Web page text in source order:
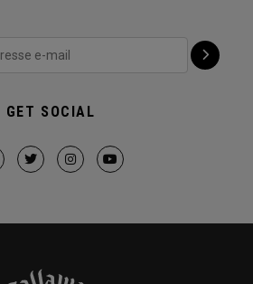
GET SOCIAL